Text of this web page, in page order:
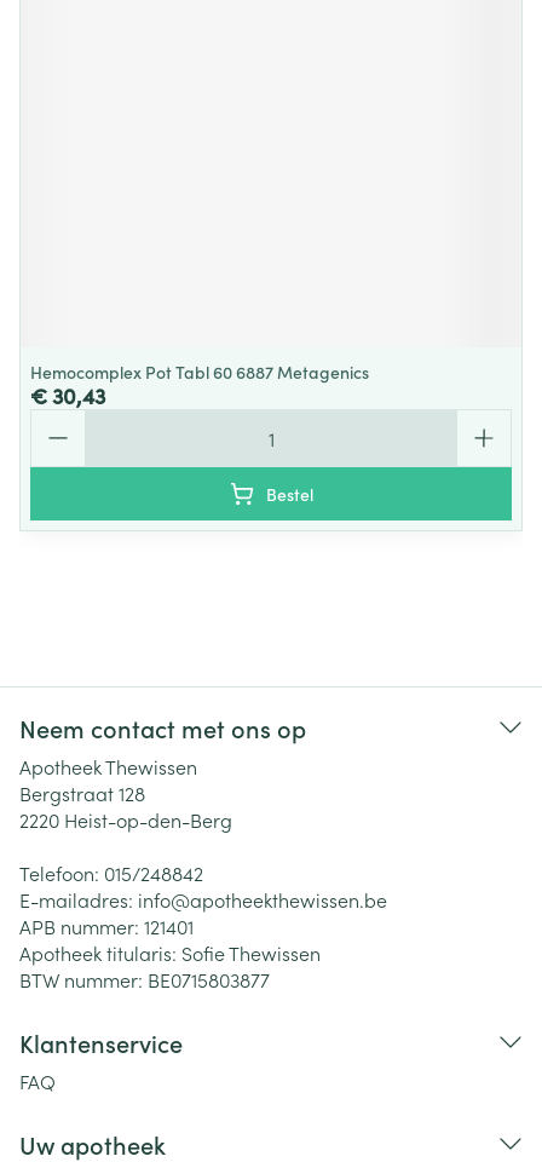
Hemocomplex Pot Tabl 60 6887 Metagenics
€ 30,43
Bestel
Neem contact met ons op
Apotheek Thewissen
Bergstraat 128
2220 Heist-op-den-Berg
Telefoon: 015/248842
E-mailadres: info@apotheekthewissen.be
APB nummer: 121401
Apotheek titularis: Sofie Thewissen
BTW nummer: BE0715803877
Klantenservice
FAQ
Uw apotheek